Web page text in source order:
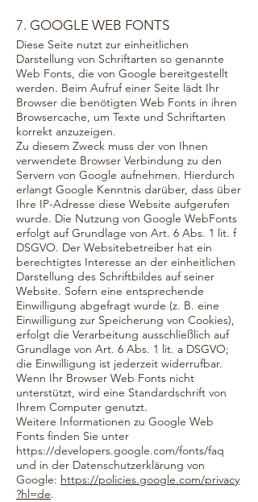
7. GOOGLE WEB FONTS
Diese Seite nutzt zur einheitlichen
Darstellung von Schriftarten so genannte
Web Fonts, die von Google bereitgestellt
werden. Beim Aufruf einer Seite lädt Ihr
Browser die benötigten Web Fonts in ihren
Browsercache, um Texte und Schriftarten
korrekt anzuzeigen.
Zu diesem Zweck muss der von Ihnen
verwendete Browser Verbindung zu den
Servern von Google aufnehmen. Hierdurch
erlangt Google Kenntnis darüber, dass über
Ihre IP-Adresse diese Website aufgerufen
wurde. Die Nutzung von Google WebFonts
erfolgt auf Grundlage von Art. 6 Abs. 1 lit. f
DSGVO. Der Websitebetreiber hat ein
berechtigtes Interesse an der einheitlichen
Darstellung des Schriftbildes auf seiner
Website. Sofern eine entsprechende
Einwilligung abgefragt wurde (z. B. eine
Einwilligung zur Speicherung von Cookies),
erfolgt die Verarbeitung ausschließlich auf
Grundlage von Art. 6 Abs. 1 lit. a DSGVO;
die Einwilligung ist jederzeit widerrufbar.
Wenn Ihr Browser Web Fonts nicht
unterstützt, wird eine Standardschrift von
Ihrem Computer genutzt.
Weitere Informationen zu Google Web
Fonts finden Sie unter
https://developers.google.com/fonts/faq
und in der Datenschutzerklärung von
Google: https://policies.google.com/privacy
?hl=de.